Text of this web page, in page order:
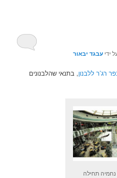
ידיעבגד יבאור
רג’ר ללבנון, בתנאי שהלבנונים
נחמיה תחילה